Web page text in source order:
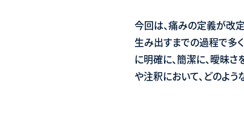
今回は、痛みの定義が改
生み出すまでの過程で多
に明確に、簡潔に、曖昧
や注釈において、どのよ